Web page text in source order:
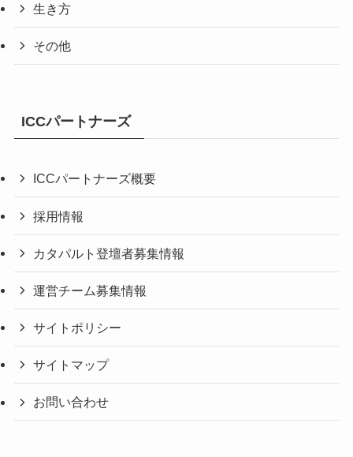
生き方
その他
ICCパートナーズ
ICCパートナーズ概要
採用情報
カタパルト登壇者募集情報
運営チーム募集情報
サイトポリシー
サイトマップ
お問い合わせ